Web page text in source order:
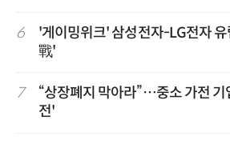
6
'게이밍위크' 삼성전자-LG전자
戰'
7
“상장폐지 막아라”…중소 가전 기
전'